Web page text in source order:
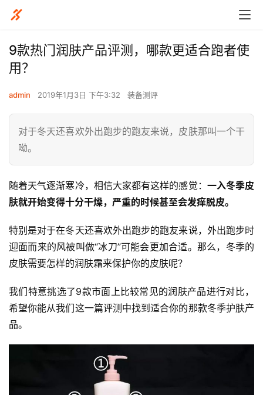
9款热门润肤产品评测，哪款更适合跑者使
用？
admin 2019年1月3日 下午3:32 装备测评
对于冬天还喜欢外出跑步的跑友来说，皮肤那叫一个干
呦。
随着天气逐渐寒冷，相信大家都有这样的感觉： 一入冬季皮
肤就开始变得十分干燥，严重的时候甚至会发痒脱皮。
特别是对于在冬天还喜欢外出跑步的跑友来说，外出跑步时
迎面而来的风被叫做“冰刀”可能会更加合适。那么，冬季的
皮肤需要怎样的润肤霜来保护你的皮肤呢？
我们特意挑选了9款市面上比较常见的润肤产品进行对比，
希望你能从我们这一篇评测中找到适合你的那款冬季护肤产
品。